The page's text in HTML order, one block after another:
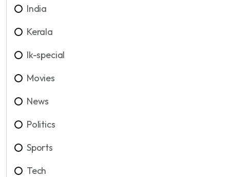
India
Kerala
lk-special
Movies
News
Politics
Sports
Tech